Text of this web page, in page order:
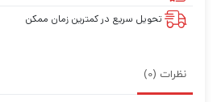
تحویل سریع در کمترین زمان ممکن
نظرات (0)